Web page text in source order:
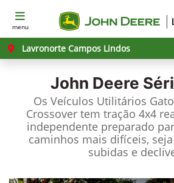
menu
Lavronorte Campos Lindos
John Deere
Os Veículos Utilitários
Crossover tem tração 4x4
independente preparado
caminhos mais difíceis,
subidas e